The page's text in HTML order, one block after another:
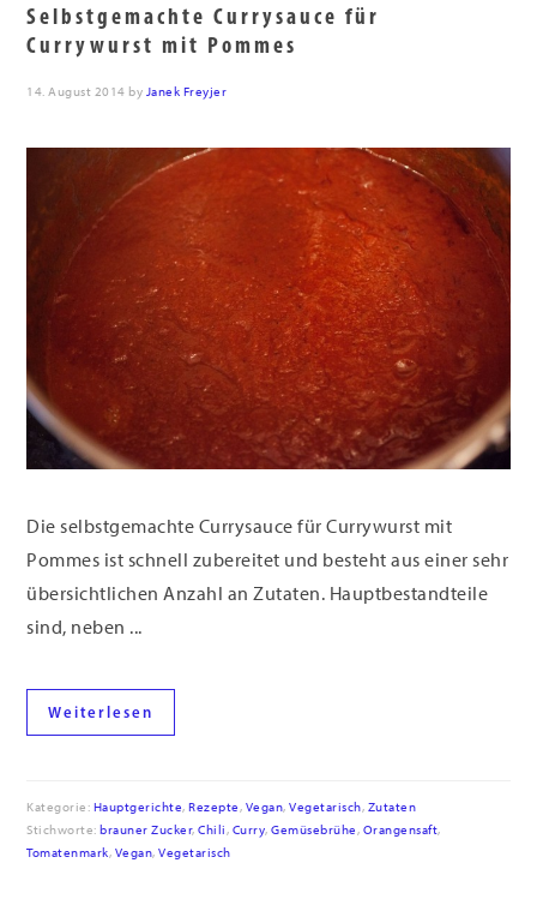
Selbstgemachte Currysauce für
Currywurst mit Pommes
14. August 2014 by Janek Freyjer
Die selbstgemachte Currysauce für Currywurst mit
Pommes ist schnell zubereitet und besteht aus einer sehr
übersichtlichen Anzahl an Zutaten. Hauptbestandteile
sind, neben ...
Weiterlesen
Kategorie: Hauptgerichte,Rezepte, Vegan,Vegetarisch, Zutaten
Stichworte: brauner Zucker,Chili, Curry,Gemüsebrühe, Orangensaft,
Tomatenmark, Vegan,Vegetarisch